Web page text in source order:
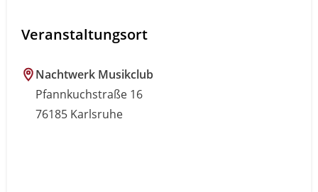
Veranstaltungsort
Nachtwerk Musikclub
Pfannkuchstraße 16
76185 Karlsruhe